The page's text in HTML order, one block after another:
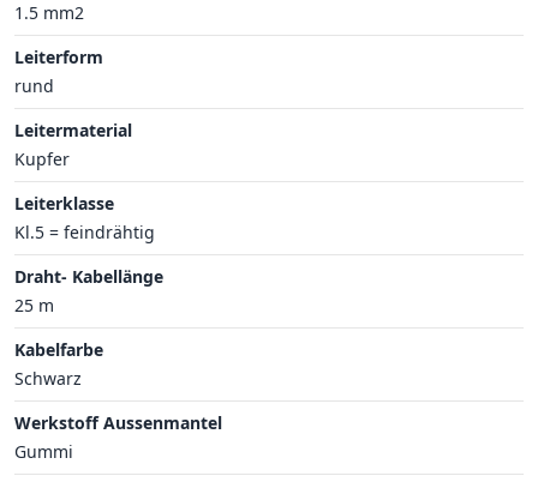
1.5 mm2
Leiterform
rund
Leitermaterial
Kupfer
Leiterklasse
Kl.5 = feindrähtig
Draht- Kabellänge
25 m
Kabelfarbe
Schwarz
Werkstoff Aussenmantel
Gummi